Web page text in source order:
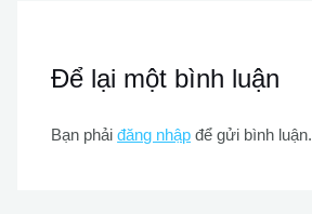
Để lại một bình luận
Bạn phảiđăng nhập để gửi bình luận.